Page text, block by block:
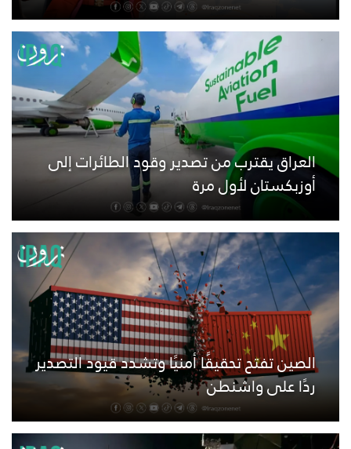
العراق يقترب من تصدير وقود الطائرات إلى
أوزبكستان لأول مرة
الصين تفتح تحقيقًا أمنيًا وتشدد قيود التصدير
ردًا على واشنطن